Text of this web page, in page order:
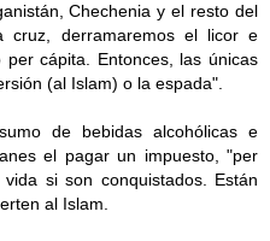
Chechenia y el resto del
cruz, derramaremos el licor e
per cápita. Entonces, las únicas
(al Islam) o la espada".
de bebidas alcohólicas e
el pagar un impuesto, "per
si son conquistados. Están
al Islam.